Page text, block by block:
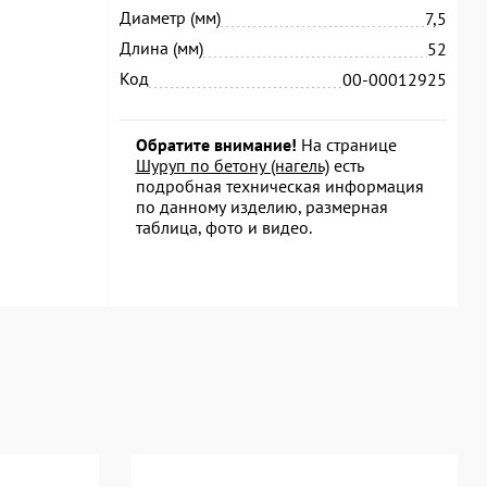
Диаметр (мм)
7,5
Длина (мм)
52
Код
00-00012925
Обратите внимание! На странице
Шуруп по бетону (нагель)есть
подробная техническая информация
по данному изделию, размерная
таблица, фото и видео.